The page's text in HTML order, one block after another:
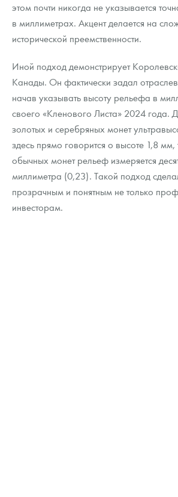
этом почти никогда не указывается
в миллиметрах. Акцент делается на
исторической преемственности.
Иной подход демонстрирует
Канады. Он фактически задал
начав указывать высоту рельефа в
своего «Кленового Листа» 2024 года.
золотых и серебряных монет
здесь прямо говорится о высоте 1,8 мм,
обычных монет рельеф измеряется
миллиметра (0,23). Такой подход
прозрачным и понятным не только
инвесторам.